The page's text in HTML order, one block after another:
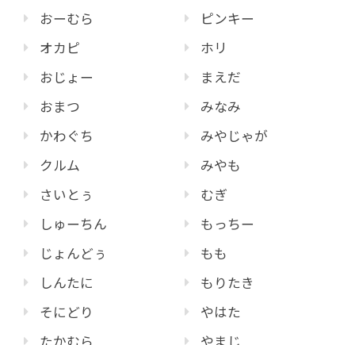
おーむら
オカピ
おじょー
おまつ
かわぐち
クルム
さいとぅ
しゅーちん
じょんどぅ
しんたに
そにどり
たかむら
ピンキー
ホリ
まえだ
みなみ
みやじゃが
みやも
むぎ
もっちー
もも
もりたき
やはた
やまじ